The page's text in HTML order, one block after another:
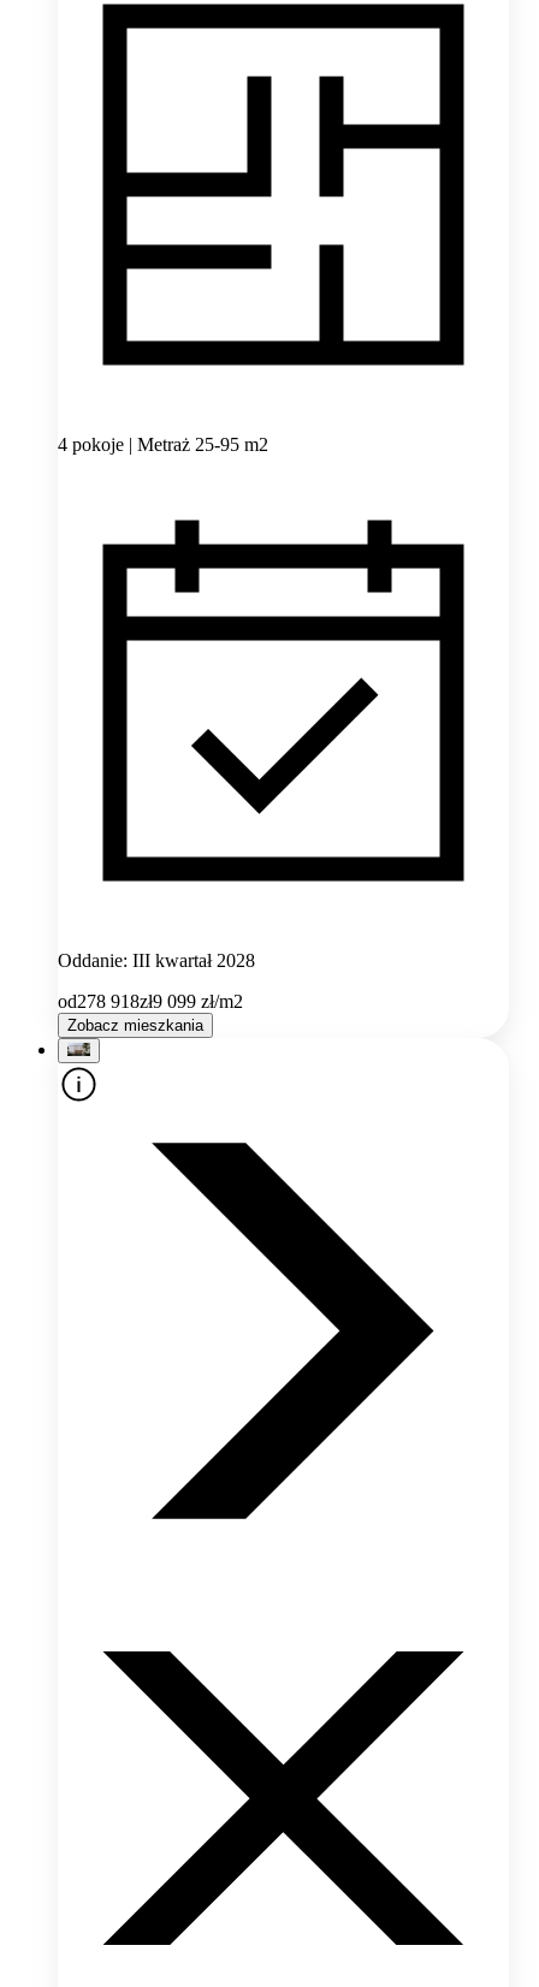
4 pokoje | Metraż 25-95 m2
Oddanie: III kwartał 2028
od278 918zł9 099 zł/m2
Zobacz mieszkania